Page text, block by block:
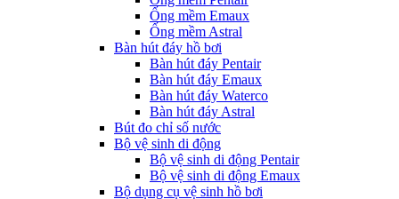
Ống mềm Emaux
Ống mềm Astral
Bàn hút đáy hồ bơi
Bàn hút đáy Pentair
Bàn hút đáy Emaux
Bàn hút đáy Waterco
Bàn hút đáy Astral
Bút đo chỉ số nước
Bộ vệ sinh di động
Bộ vệ sinh di động Pentair
Bộ vệ sinh di động Emaux
Bộ dụng cụ vệ sinh hồ bơi